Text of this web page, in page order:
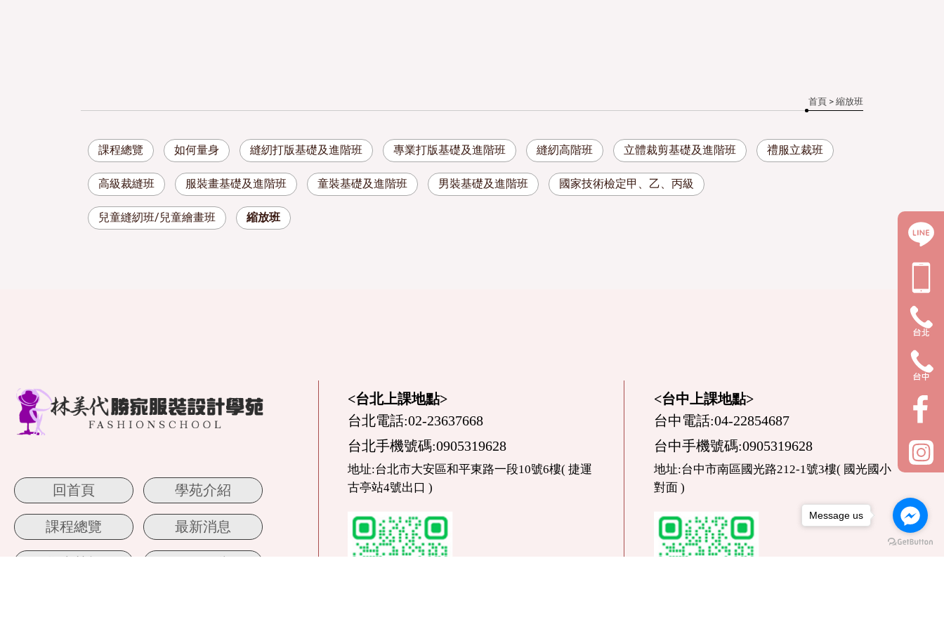
首頁> 縮放班
課程總覽 如何量身 縫紉打版基礎及進階班 專業打版基礎及進階班 縫紉高階班 立體裁剪基礎及進階班 禮服立裁班
高級裁縫班 服裝畫基礎及進階班 童裝基礎及進階班 男裝基礎及進階班 國家技術檢定甲、乙、丙級
兒童縫紉班/兒童繪畫班 縮放班
回首頁 學苑介紹
課程總覽 最新消息
<台北上課地點>
台北電話:02-23637668
台北手機號碼:0905319628
地址:台北市大安區和平東路一段10號6樓( 捷運
古亭站4號出口 )
<台中上課地點>
台中電話:04-22854687
台中手機號碼:0905319628
地址:台中市南區國光路212-1號3樓( 國光國小
對面 )
Message us